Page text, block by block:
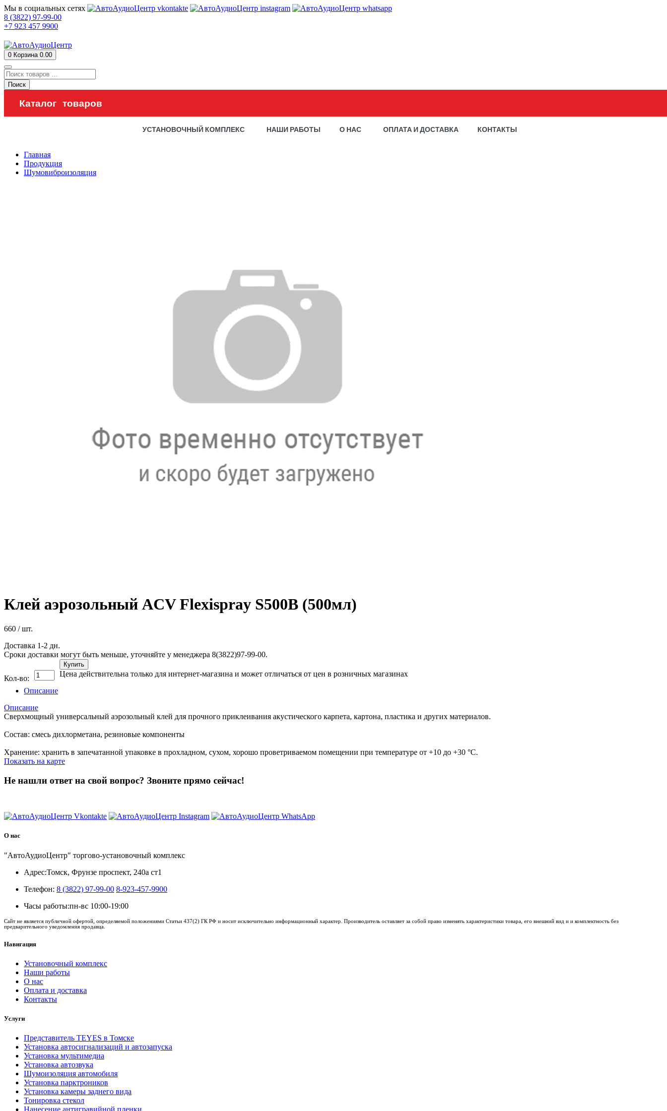
Мы в социальных сетях
8 (3822) 97-99-00
+7 923 457 9900
0 Корзина 0.00
Поиск
Каталог товаров
УСТАНОВОЧНЫЙ КОМПЛЕКС НАШИ РАБОТЫ О НАС ОПЛАТА И ДОСТАВКА КОНТАКТЫ
Главная
Продукция
Шумовиброизоляция
Клей аэрозольный ACV Flexispray S500B (500мл)
660 / шт.
Доставка 1-2 дн.
Сроки доставки могут быть меньше, уточняйте у менеджера 8(3822)97-99-00.
Кол-во:
Купить
Цена действительна только для интернет-магазина и может отличаться от цен в розничных магазинах
Описание
Описание
Сверхмощный универсальный аэрозольный клей для прочного приклеивания акустического карпета, картона, пластика и других материалов.
Состав: смесь дихлорметана, резиновые компоненты
Хранение: хранить в запечатанной упаковке в прохладном, сухом, хорошо проветриваемом помещении при температуре от +10 до +30 °C.
Показать на карте
Не нашли ответ на свой вопрос? Звоните прямо сейчас!
О нас
"АвтоАудиоЦентр" торгово-установочный комплекс
Адрес:Томск, Фрунзе проспект, 240а ст1
Телефон: 8 (3822) 97-99-00 8-923-457-9900
Часы работы:пн-вс 10:00-19:00
Сайт не является публичной офертой, определяемой положениями Статьи 437(2) ГК РФ и носит исключительно информационный характер. Производитель оставляет за собой право изменять характеристики товара, его внешний вид и и комплектность без
предварительного уведомления продавца.
Навигация
Установочный комплекс
Наши работы
О нас
Оплата и доставка
Контакты
Услуги
Представитель TEYES в Томске
Установка автосигнализаций и автозапуска
Установка мультимедиа
Установка автозвука
Шумоизоляция автомобиля
Установка парктроников
Установка камеры заднего вида
Тонировка стекол